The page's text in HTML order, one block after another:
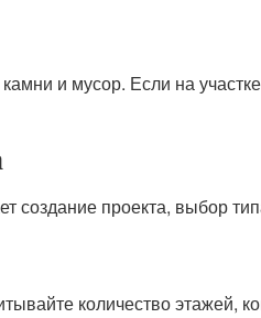
и мусор. Если на
создание проекта, выбор
количество этажей,